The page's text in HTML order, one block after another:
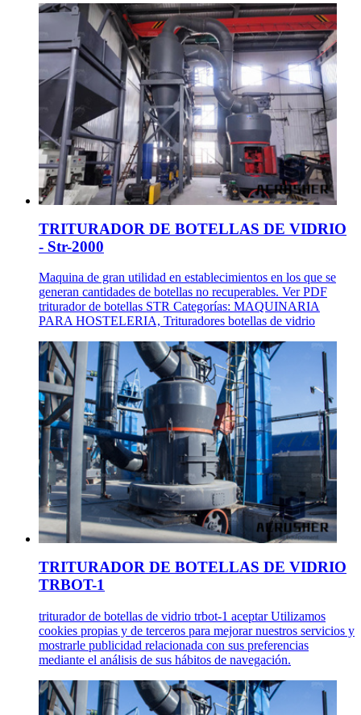
TRITURADOR DE BOTELLAS DE VIDRIO
- Str-2000
Maquina de gran utilidad en establecimientos en los que se
generan cantidades de botellas no recuperables. Ver PDF
triturador de botellas STR Categorías: MAQUINARIA
PARA HOSTELERIA, Trituradores botellas de vidrio
TRITURADOR DE BOTELLAS DE VIDRIO
TRBOT-1
triturador de botellas de vidrio trbot-1 aceptar Utilizamos
cookies propias y de terceros para mejorar nuestros servicios y
mostrarle publicidad relacionada con sus preferencias
mediante el análisis de sus hábitos de navegación.